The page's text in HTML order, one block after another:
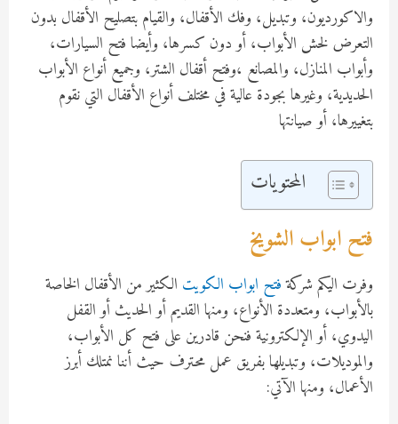
والاكورديون، وتبديل، وفك الأقفال، والقيام بتصليح الأقفال بدون
التعرض لخش الأبواب، أو دون كسرها، وأيضا فتح السيارات،
وأبواب المنازل، والمصانع ،وفتح أقفال الشتر، وجميع أنواع الأبواب
الحديدية، وغيرها بجودة عالية في مختلف أنواع الأقفال التي نقوم
بتغييرها، أو صيانتها
المحتويات
فتح ابواب الشويخ
وفرت اليكم شركةفتح ابواب الكويت الكثير من الأقفال الخاصة
بالأبواب، ومتعددة الأنواع، ومنها القديم أو الحديث أو القفل
اليدوي، أو الإلكترونية فنحن قادرين على فتح كل الأبواب،
والموديلات، وتبديلها بفريق عمل محترف حيث أننا نمتلك أبرز
الأعمال، ومنها الآتي: